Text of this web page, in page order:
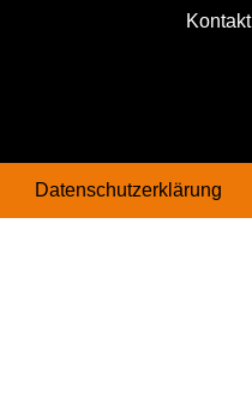
Kontakt
Datenschutzerklärung